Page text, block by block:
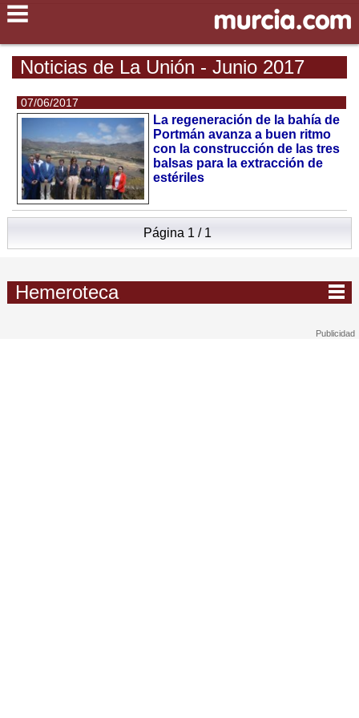
Noticias de La Unión - Junio 2017
07/06/2017
La regeneración de la bahía de
Portmán avanza a buen ritmo
con la construcción de las tres
balsas para la extracción de
estériles
Página 1 / 1
Hemeroteca